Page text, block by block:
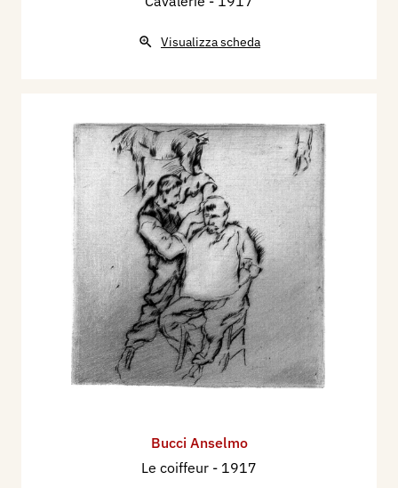
Visualizza scheda
Bucci Anselmo
Le coiffeur - 1917